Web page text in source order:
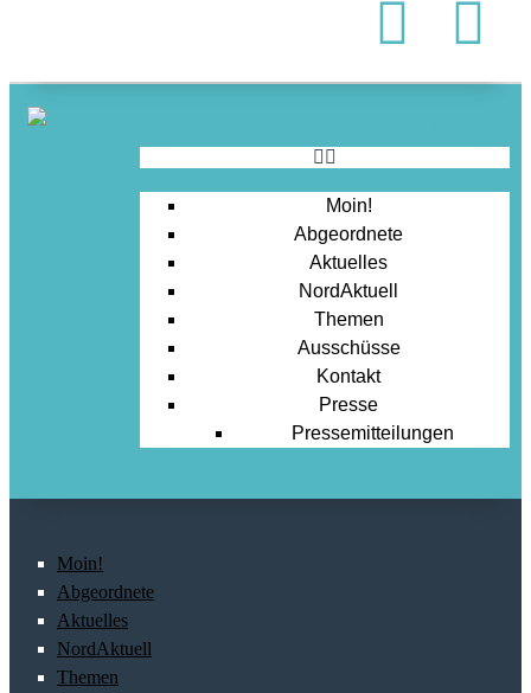
Moin!
Abgeordnete
Aktuelles
NordAktuell
Themen
Ausschüsse
Kontakt
Presse
Pressemitteilungen
Moin!
Abgeordnete
Aktuelles
NordAktuell
Themen